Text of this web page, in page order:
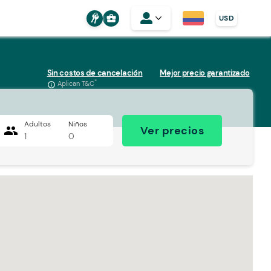
business_center USD
Sin costos de cancelación
info_outline Aplican T&C*
Mejor precio garantizado
people Adultos
1
Niños
0 Ver precios